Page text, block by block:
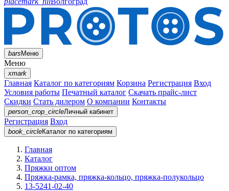
barsМеню
Меню
xmark
Главная Каталог по категориям Корзина Регистрация Вход
Условия работы Печатный каталог Скачать прайс-лист
Скидки Стать дилером О компании Контакты
person_crop_circleЛичный кабинет
Регистрация Вход
book_circleКаталог по категориям
Главная
Каталог
Пряжки оптом
Пряжка-рамка, пряжка-кольцо, пряжка-полукольцо
13-5241-02-40